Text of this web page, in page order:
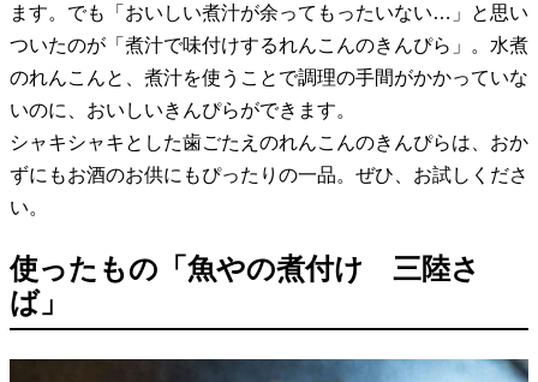
ます。でも「おいしい煮汁が余ってもったいない…」と思い
ついたのが「煮汁で味付けするれんこんのきんぴら」。水煮
のれんこんと、煮汁を使うことで調理の手間がかかっていな
いのに、おいしいきんぴらができます。
シャキシャキとした歯ごたえのれんこんのきんぴらは、おか
ずにもお酒のお供にもぴったりの一品。ぜひ、お試しくださ
い。
使ったもの「魚やの煮付け 三陸さ
ば」